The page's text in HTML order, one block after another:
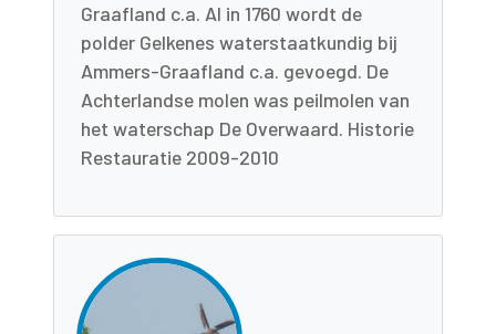
Graafland c.a. Al in 1760 wordt de
polder Gelkenes waterstaatkundig bij
Ammers-Graafland c.a. gevoegd. De
Achterlandse molen was peilmolen van
het waterschap De Overwaard. Historie
Restauratie 2009-2010